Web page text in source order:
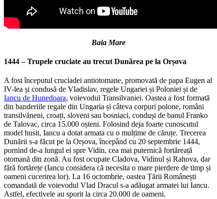
Baia Mare
1444 – Trupele cruciate au trecut Dunărea pe la Orșova
A fost începutul cruciadei antiotomane, promovată de papa Eugen al
IV-lea și condusă de Vladislav, regele Ungariei și Poloniei și de
Iancu de Hunedoara, voievodul Transilvaniei. Oastea a fost formată
din banderiile regale din Ungaria și câteva corpuri polone, români
transilvăneni, croați, sloveni sau bosniaci, conduși de banul Franko
de Talovac, circa 15.000 oșteni. Folosind deja foarte cunoscutul
model husit, Iancu a dotat armata cu o mulțime de căruțe. Trecerea
Dunării s-a făcut pe la Orșova, începând cu 20 septembrie 1444,
pornind de-a lungul ei spre Vidin, cea mai puternică fortăreață
otomană din zonă. Au fost ocupate Cladova, Vidinul și Rahova, dar
fără fortărețe (Iancu considera că necesita o mare pierdere de timp și
oameni cucerirea lor). La 16 octombrie, oastea Țării Românești
comandată de voievodul Vlad Dracul s-a adăugat armatei lui Iancu.
Astfel, efectivele au sporit la circa 20.000 de oameni.